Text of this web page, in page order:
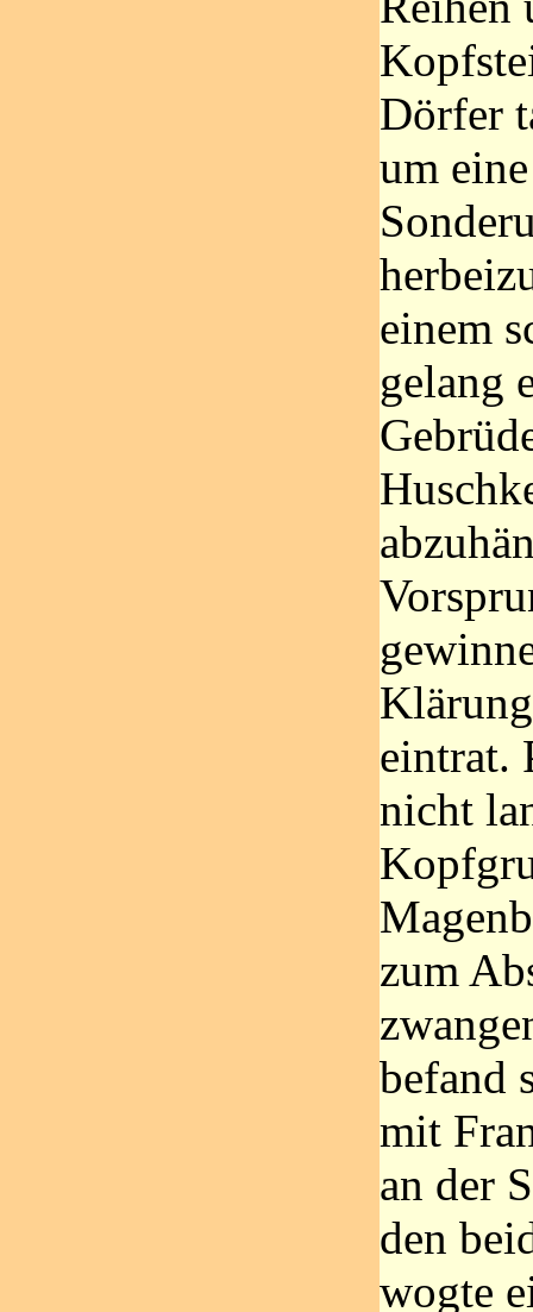
Dörfer
um
einem
gelang
eintrat.
nicht
zum
befand
mit
an der
den
wogte